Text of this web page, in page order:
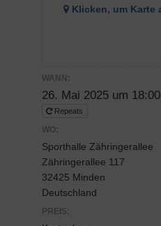
Klicken, um Karte
WANN:
26. Mai 2025 um
Repeats
WO:
Sporthalle Zähringerallee
Zähringerallee 117
32425 Minden
Deutschland
PREIS: